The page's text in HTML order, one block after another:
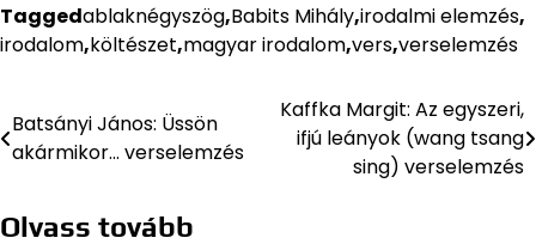
Taggedablaknégyszög,Babits Mihály,irodalmi elemzés,
irodalom,költészet,magyar irodalom,vers,verselemzés
Bejegyzés
navigáció
Batsányi János: Üssön
akármikor… verselemzés
Kaffka Margit: Az egyszeri,
ifjú leányok (wang tsang
sing) verselemzés
Olvass tovább